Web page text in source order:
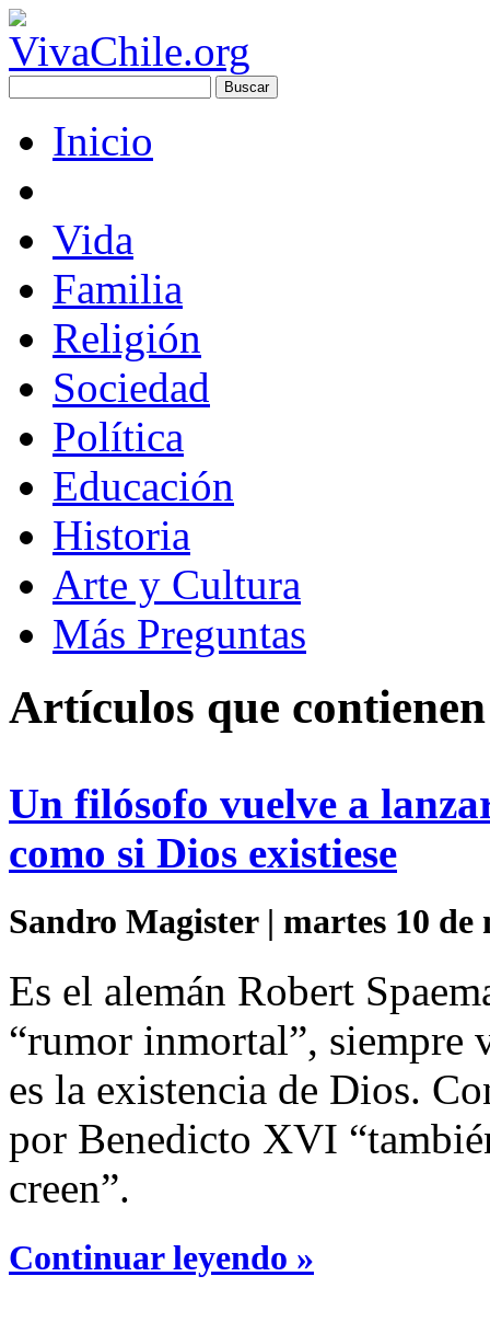
Inicio
Vida
Familia
Religión
Sociedad
Política
Educación
Historia
Arte y Cultura
Más Preguntas
Artículos que
Un filósofo vuelve a
como si Dios existiese
Sandro Magister | martes 10
Es el alemán Robert
“rumor inmortal”, siempre
es la existencia de Dios.
por Benedicto XVI
creen”.
Continuar leyendo »